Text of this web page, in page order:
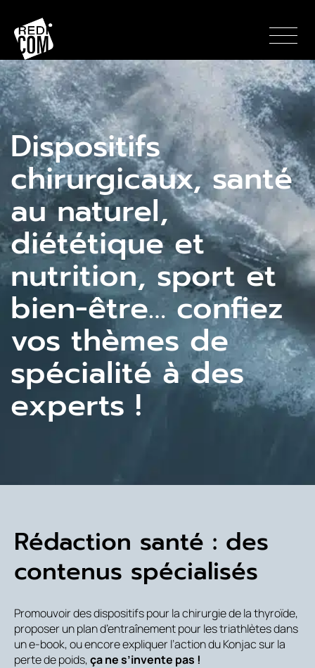
Dispositifs
chirurgicaux, santé
au naturel,
diététique et
nutrition, sport et
bien-être… confiez
vos thèmes de
spécialité à des
experts !
Rédaction santé : des
contenus spécialisés
Promouvoir des dispositifs pour la chirurgie de la thyroïde,
proposer un plan d’entraînement pour les triathlètes dans
un e-book, ou encore expliquer l’action du Konjac sur la
perte de poids,ça ne s’invente pas !